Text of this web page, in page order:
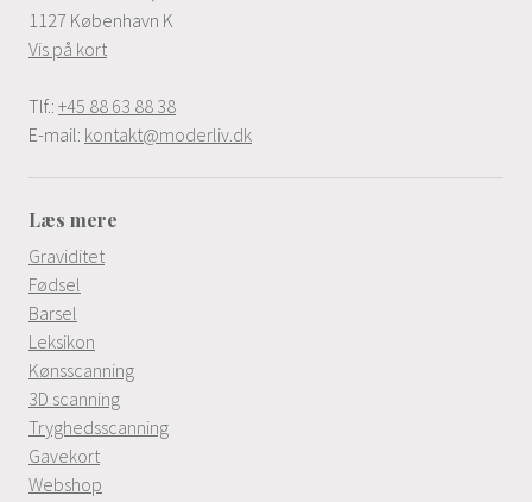
1127 København K
Vis på kort
Tlf.: +45 88 63 88 38
E-mail: kontakt@moderliv.dk
Læs mere
Graviditet
Fødsel
Barsel
Leksikon
Kønsscanning
3D scanning
Tryghedsscanning
Gavekort
Webshop